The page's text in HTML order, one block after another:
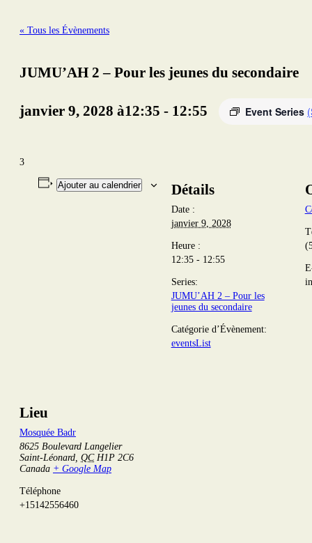
« Tous les Évènements
JUMU’AH 2 – Pour les jeunes du secondaire
janvier 9, 2028 à12:35 - 12:55 Event Series
3
Ajouter au calendrier Détails
Date :
janvier 9, 2028
Heure :
12:35 - 12:55
Series:
JUMU’AH 2 – Pour les
jeunes du secondaire
Catégorie d’Évènement:
eventsList
Lieu
Mosquée Badr
8625 Boulevard Langelier
Saint-Léonard, QC H1P 2C6
Canada + Google Map
Téléphone
+15142556460